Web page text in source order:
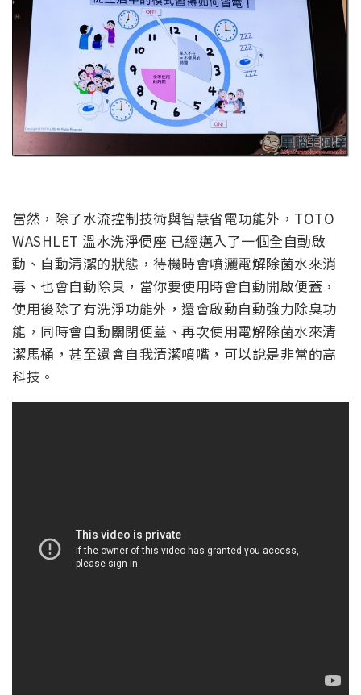
當然，除了水流控制技術與智慧省電功能外，TOTO
WASHLET 溫水洗淨便座 已經邁入了一個全自動啟
動、自動清潔的狀態，待機時會噴灑電解除菌水來消
毒、也會自動除臭，當你要使用時會自動開啟便蓋，
使用後除了有洗淨功能外，還會啟動自動強力除臭功
能，同時會自動關閉便蓋、再次使用電解除菌水來清
潔馬桶，甚至還會自我清潔噴嘴，可以說是非常的高
科技。